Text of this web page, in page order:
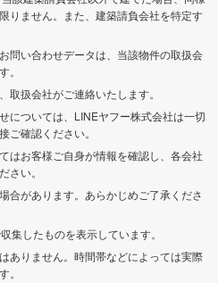
りません。また、建築請負会社を特定す
問い合わせデータは、当該物件の取扱会
。
取扱会社がご連絡いたします。
については、LINEヤフー株式会社は一切
ご確認ください。
はお客様ご自身が情報を確認し、各会社
さい。
合があります。あらかじめご了承くださ
集したものを表示しています。
ありません。時間帯などによっては実際
。